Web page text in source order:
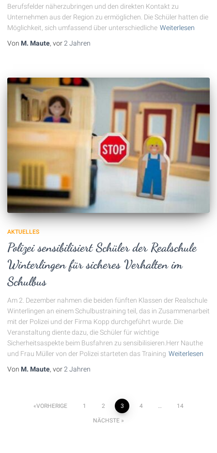
Berufsfelder näherzubringen und den direkten Kontakt zu
Unternehmen aus der Region zu ermöglichen. Die Schüler hatten die
Möglichkeit, sich umfassend über unterschiedliche Weiterlesen
Von M. Maute, vor2 Jahren
AKTUELLES
Polizei sensibilisiert Schüler der Realschule
Winterlingen für sicheres Verhalten im
Schulbus
Am 2. Dezember nahmen die beiden fünften Klassen der Realschule
Winterlingen an einem Schulbustraining teil, das in Zusammenarbeit
mit der Polizei und der Firma Kopp durchgeführt wurde. Die
Veranstaltung diente dazu, die Schüler für wichtige
Sicherheitsaspekte beim Busfahren zu sensibilisieren.Herr Nauthe
und Frau Müller von der Polizei starteten das Training Weiterlesen
Von M. Maute, vor2 Jahren
Seitennummerierung
VORHERIGE 1 2 3 4 14
NÄCHSTE